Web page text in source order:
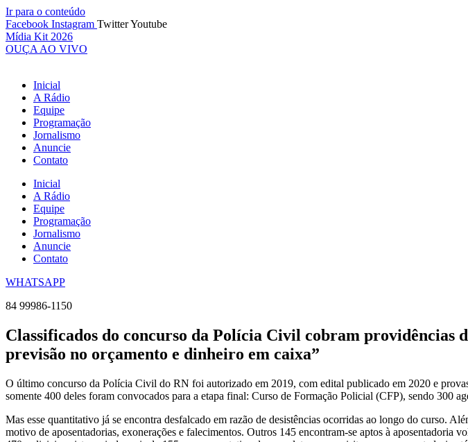
Ir para o conteúdo
Facebook Instagram TwitterYoutube
Mídia Kit 2026
OUÇA AO VIVO
Inicial
A Rádio
Equipe
Programação
Jornalismo
Anuncie
Contato
Inicial
A Rádio
Equipe
Programação
Jornalismo
Anuncie
Contato
WHATSAPP
84 99986-1150
Classificados do concurso da Polícia Civil cobram providências
previsão no orçamento e dinheiro em caixa”
O último concurso da Polícia Civil do RN foi autorizado em 2019, com edital publicado em 2020 e
somente 400 deles foram convocados para a etapa final: Curso de Formação Policial (CFP), sendo 300
Mas esse quantitativo já se encontra desfalcado em razão de desistências ocorridas ao longo do curso.
motivo de aposentadorias, exonerações e falecimentos. Outros 145 encontram-se aptos à